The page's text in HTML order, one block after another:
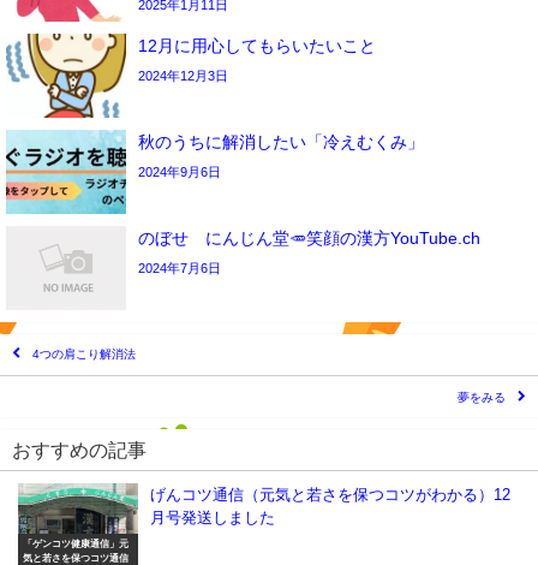
2025年1月11日
12月に用心してもらいたいこと
2024年12月3日
秋のうちに解消したい「冷えむくみ」
2024年9月6日
のぼせ にんじん堂🥕笑顔の漢方YouTube.ch
2024年7月6日
4つの肩こり解消法
夢をみる
おすすめの記事
「ゲンコツ健康通信」元
気と若さを保つコツ通信
げんコツ通信（元気と若さを保つコツがわかる）12
月号発送しました